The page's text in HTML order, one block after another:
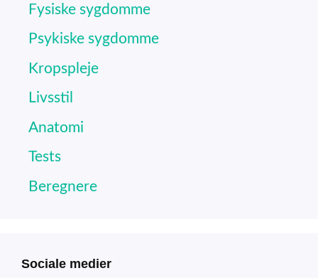
Fysiske sygdomme
Psykiske sygdomme
Kropspleje
Livsstil
Anatomi
Tests
Beregnere
Sociale medier